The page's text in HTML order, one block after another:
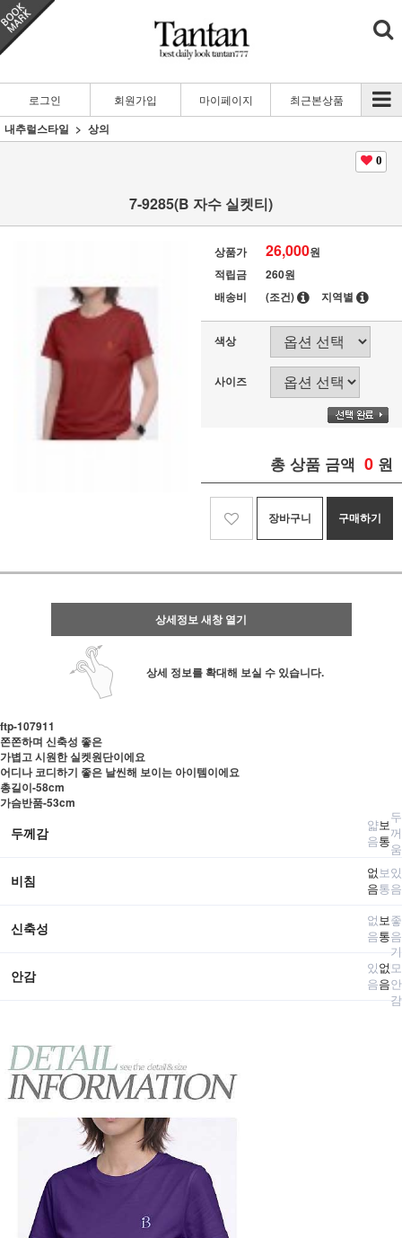
로그인 회원가입 마이페이지 최근본상품
내추럴스타일 상의
0
7-9285(B 자수 실켓티)
상품가 26,000원
적립금
260원
배송비
(조건) 지역별
색상
사이즈
총 상품 금액 0 원
장바구니 구매하기
상세정보 새창 열기
상세 정보를 확대해 보실 수 있습니다.
ftp-107911
쫀쫀하며 신축성 좋은
가볍고 시원한 실켓원단이에요
어디나 코디하기 좋은 날씬해 보이는 아이템이에요
총길이-58cm
가슴반품-53cm
두께감
얇
음
보
통
두
꺼
움
비침
없
음
보
통
있
음
신축성
없
음
보
통
좋
음
안감
있
음
없
음
기
모
안
감